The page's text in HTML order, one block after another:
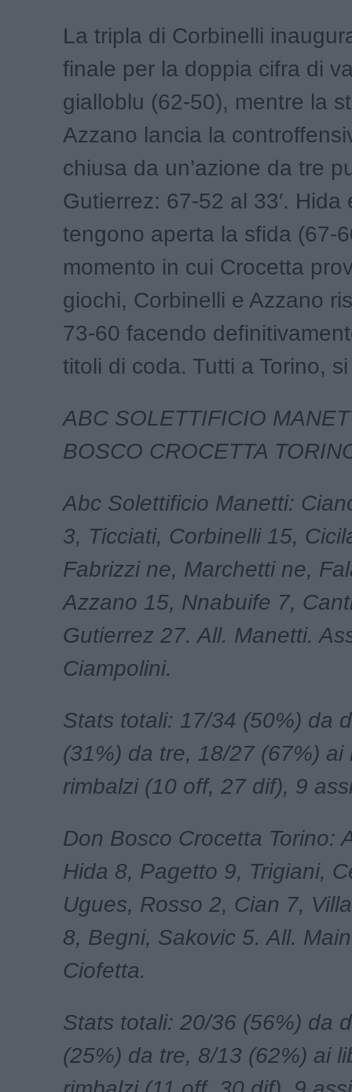
La tripla di Corbinelli
finale per la doppia cifra di
gialloblu (62-50), mentre la
Azzano lancia la
chiusa da un’azione da tre
Gutierrez: 67-52 al 33′. Hida
tengono aperta la sfida (67-
momento in cui Crocetta
giochi, Corbinelli e Azzano
73-60 facendo
titoli di coda. Tutti a Torino,
ABC SOLETTIFICIO
BOSCO CROCETTA
Abc Solettificio Manetti:
3, Ticciati, Corbinelli 15,
Fabrizzi ne, Marchetti ne,
Azzano 15, Nnabuife 7,
Gutierrez 27. All. Manetti.
Ciampolini.
Stats totali: 17/34 (50%) da
(31%) da tre, 18/27 (67%) ai
rimbalzi (10 off, 27 dif), 9
Don Bosco Crocetta Torino:
Hida 8, Pagetto 9, Trigiani,
Ugues, Rosso 2, Cian 7,
8, Begni, Sakovic 5. All.
Ciofetta.
Stats totali: 20/36 (56%) da
(25%) da tre, 8/13 (62%) ai